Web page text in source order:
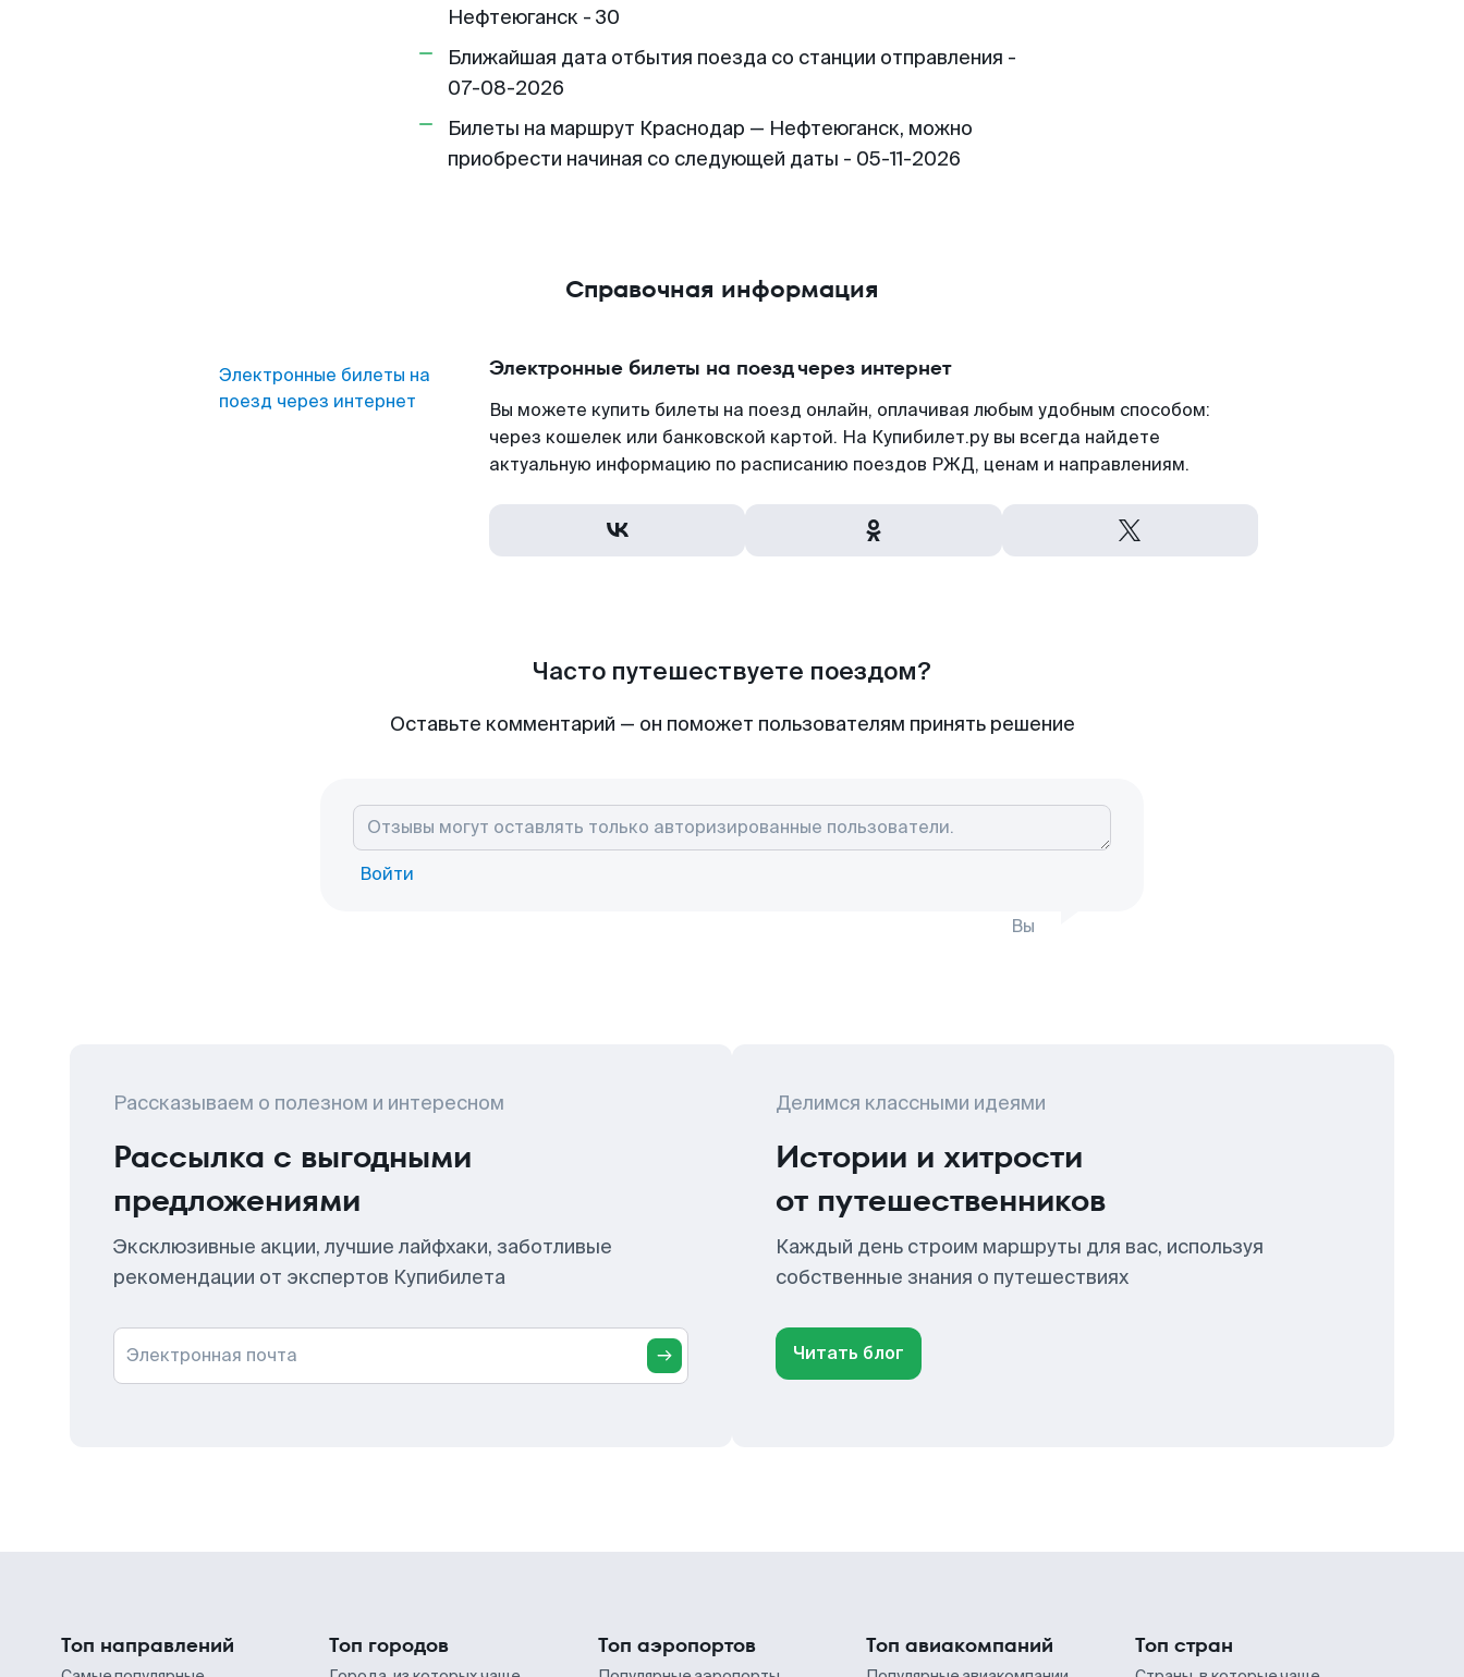
Нефтеюганск - 30
Ближайшая дата отбытия поезда со станции отправления -
07-08-2026
Билеты на маршрут Краснодар — Нефтеюганск, можно
приобрести начиная со следующей даты - 05-11-2026
Справочная информация
Электронные билеты на
поезд через интернет
Электронные билеты на поезд через интернет
Вы можете купить билеты на поезд онлайн, оплачивая любым удобным способом:
через кошелек или банковской картой. На Купибилет.ру вы всегда найдете
актуальную информацию по расписанию поездов РЖД, ценам и направлениям.
Часто путешествуете поездом?
Оставьте комментарий — он поможет пользователям принять решение
Войти
Вы
Рассказываем о полезном и интересном
Рассылка с выгодными
предложениями
Эксклюзивные акции, лучшие лайфхаки, заботливые
рекомендации от экспертов Купибилета
Электронная почта
Делимся классными идеями
Истории и хитрости
от путешественников
Каждый день строим маршруты для вас, используя
собственные знания о путешествиях
Читать блог
Топ направлений Топ городов Топ аэропортов Топ авиакомпаний Топ стран